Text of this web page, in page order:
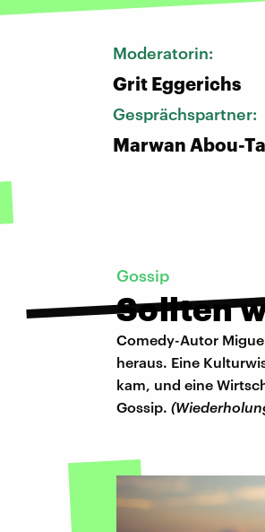
Moderatorin:
Grit Eggerichs
Gesprächspartner:
Marwan Abou-
Gossip
Sollten
Comedy-Autor
heraus. Eine
kam, und eine
Gossip.